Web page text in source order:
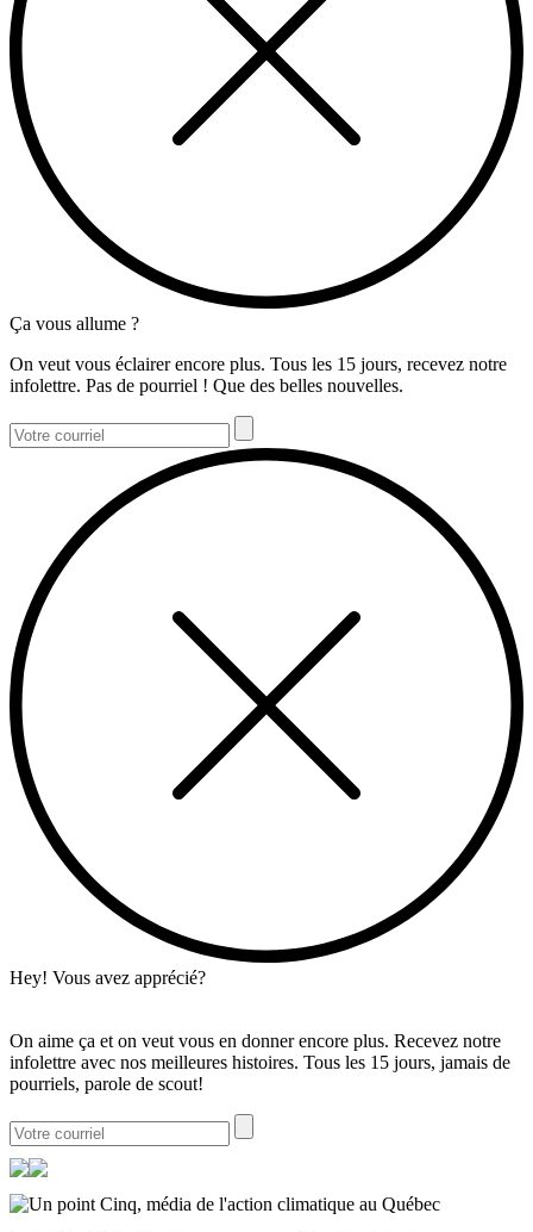
Ça vous allume ?
On veut vous éclairer encore plus. Tous les 15 jours, recevez notre
infolettre. Pas de pourriel ! Que des belles nouvelles.
Hey! Vous avez apprécié?
On aime ça et on veut vous en donner encore plus. Recevez notre
infolettre avec nos meilleures histoires. Tous les 15 jours, jamais de
pourriels, parole de scout!